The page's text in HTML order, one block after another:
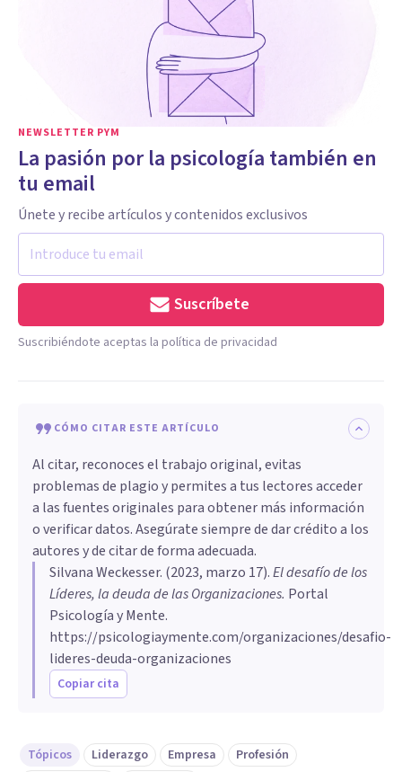
NEWSLETTER PYM
La pasión por la psicología también en
tu email
Únete y recibe artículos y contenidos exclusivos
Suscríbete
Suscribiéndote aceptas la política de privacidad
CÓMO CITAR ESTE ARTÍCULO
Al citar, reconoces el trabajo original, evitas
problemas de plagio y permites a tus lectores acceder
a las fuentes originales para obtener más información
o verificar datos. Asegúrate siempre de dar crédito a los
autores y de citar de forma adecuada.
Silvana Weckesser. (2023, marzo 17).El desafío de los
Líderes, la deuda de las Organizaciones. Portal
Psicología y Mente.
https://psicologiaymente.com/organizaciones/desafio-
lideres-deuda-organizaciones
Copiar cita
Tópicos Liderazgo Empresa
Profesión